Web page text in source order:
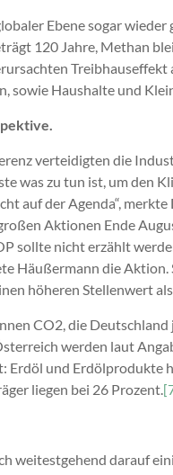
Ebene sogar wieder
120 Jahre, Methan
sowie Haushalte und
verteidigten die
was zu tun ist, um den
auf der Agenda“,
Aktionen Ende
sollte nicht erzählt
Häußermann die
höheren Stellenwert
CO2, die
werden laut
Erdöl und Erdölprodukte
liegen bei 26 Prozent.
weitestgehend darauf